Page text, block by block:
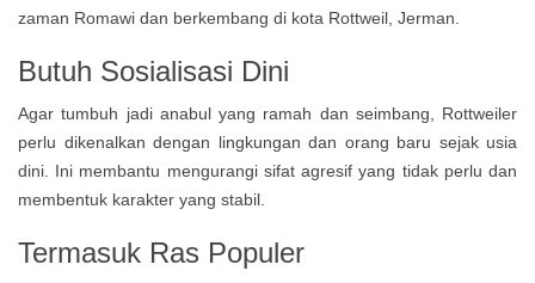
zaman Romawi dan berkembang di kota Rottweil, Jerman.
Butuh Sosialisasi Dini
Agar tumbuh jadi anabul yang ramah dan seimbang, Rottweiler
perlu dikenalkan dengan lingkungan dan orang baru sejak usia
dini. Ini membantu mengurangi sifat agresif yang tidak perlu dan
membentuk karakter yang stabil.
Termasuk Ras Populer